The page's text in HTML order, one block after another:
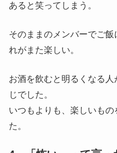
あると笑ってしまう。
そのままのメンバーでご
れがまた楽しい。
お酒を飲むと明るくなる
じでした。
いつもよりも、楽しいも
た。